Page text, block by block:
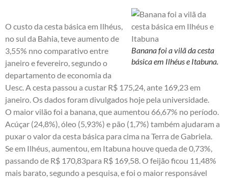
Banana foi a vilã da cesta
básica em Ilhéus e Itabuna.
O custo da cesta básica em Ilhéus,
no sul da Bahia, teve aumento de
3,55% nno comparativo entre
janeiro e fevereiro, segundo o
departamento de economia da
Uesc. A cesta passou a custar R$ 175,24, ante 169,23 em
janeiro. Os dados foram divulgados hoje pela universidade.
O maior vilão foi a banana, que aumentou 66,67% no período.
Acúçar (24,8%), óleo (5,93%) e pão (1,7%) também ajudaram a
puxar o valor da cesta básica para cima na Terra de Gabriela.
Se em Ilhéus, aumentou, em Itabuna houve queda de 0,73%,
passando de R$ 170,83para R$ 169,58. O feijão ficou 11,48%
mais barato, segundo a pesquisa, e foi o maior responsável